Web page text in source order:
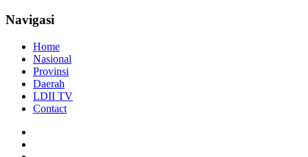
Navigasi
Home
Nasional
Provinsi
Daerah
LDII TV
Contact